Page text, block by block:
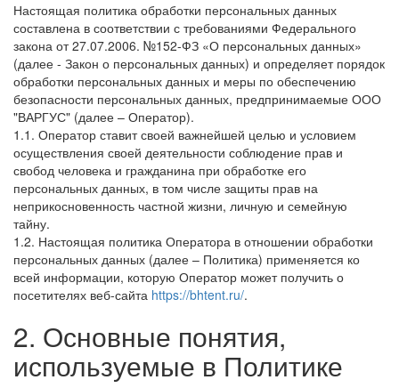
Настоящая политика обработки персональных данных
составлена в соответствии с требованиями Федерального
закона от 27.07.2006. №152-ФЗ «О персональных данных»
(далее - Закон о персональных данных) и определяет порядок
обработки персональных данных и меры по обеспечению
безопасности персональных данных, предпринимаемые ООО
"ВАРГУС" (далее – Оператор).
1.1. Оператор ставит своей важнейшей целью и условием
осуществления своей деятельности соблюдение прав и
свобод человека и гражданина при обработке его
персональных данных, в том числе защиты прав на
неприкосновенность частной жизни, личную и семейную
тайну.
1.2. Настоящая политика Оператора в отношении обработки
персональных данных (далее – Политика) применяется ко
всей информации, которую Оператор может получить о
посетителях веб-сайта https://bhtent.ru/.
2. Основные понятия,
используемые в Политике